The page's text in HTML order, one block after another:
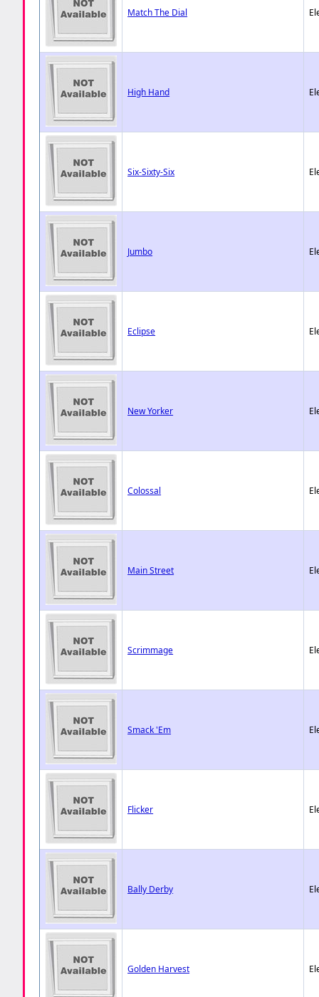
Match The Dial
High Hand
Six-Sixty-Six
Jumbo
Eclipse
New Yorker
Colossal
Main Street
Scrimmage
Smack 'Em
Flicker
Bally Derby
Golden Harvest